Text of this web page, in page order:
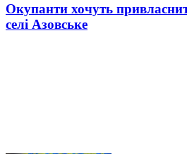
Окупанти хочуть
селі Азовське